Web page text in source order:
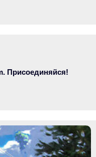
Присоединяйся!